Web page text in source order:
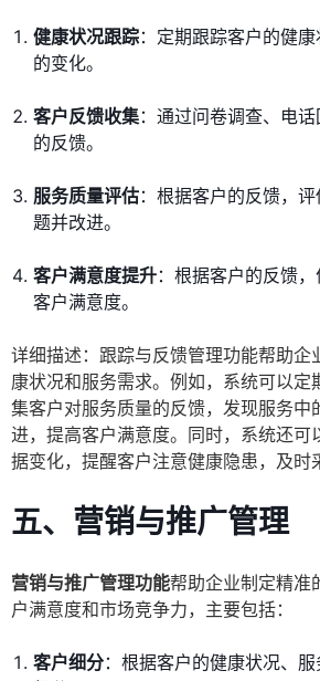
健康状况跟踪：定期跟踪客户的健
的变化。
客户反馈收集：通过问卷调查、电
的反馈。
服务质量评估：根据客户的反馈，
题并改进。
客户满意度提升：根据客户的反馈
客户满意度。
详细描述：跟踪与反馈管理功能帮助企
康状况和服务需求。例如，系统可以定
集客户对服务质量的反馈，发现服务中
进，提高客户满意度。同时，系统还可
据变化，提醒客户注意健康隐患，及时
五、营销与推广管理
营销与推广管理功能帮助企业制定精准
户满意度和市场竞争力，主要包括：
客户细分：根据客户的健康状况、